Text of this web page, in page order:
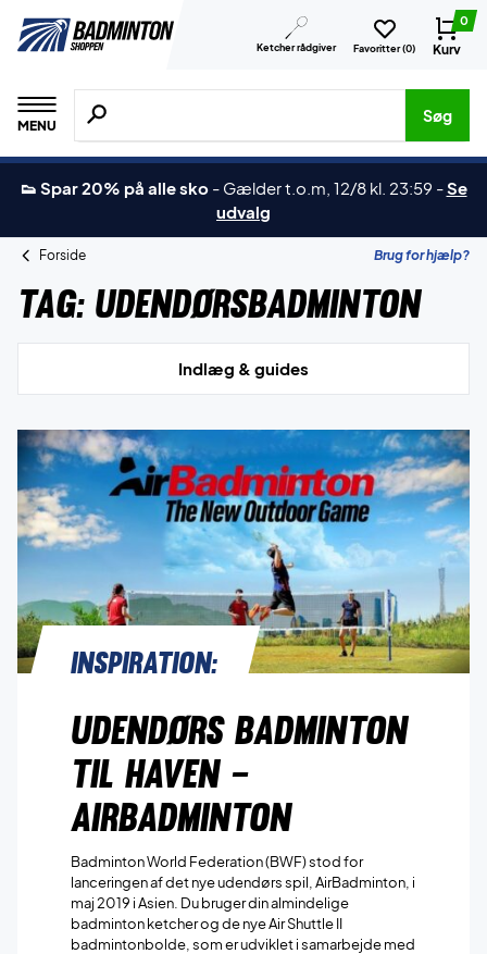
Ketcher rådgiver Favoritter (0)
0
Kurv
MENU
Søg efter produkter, mærker etc.
Søg
👟 Spar 20% på alle sko - Gælder t.o.m, 12/8 kl. 23:59 -Se
udvalg
Forside Brug for hjælp?
Tag: Udendørsbadminton
Indlæg & guides
Inspiration:
Udendørs badminton
til haven –
AirBadminton
Badminton World Federation (BWF) stod for
lanceringen af det nye udendørs spil, AirBadminton, i
maj 2019 i Asien. Du bruger din almindelige
badminton ketcher og de nye Air Shuttle II
badmintonbolde, som er udviklet i samarbejde med